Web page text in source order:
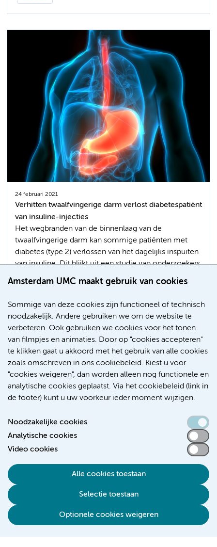
Amsterdam UMC maakt gebruik van cookies
Sommige van deze cookies zijn functioneel of technisch
noodzakelijk. Andere gebruiken we om de website te
verbeteren. Ook gebruiken we cookies voor het tonen
van filmpjes en animaties. Door op "cookies accepteren"
te klikken gaat u akkoord met het gebruik van alle cookies
zoals omschreven in ons cookiebeleid. Kiest u voor
"cookies weigeren", dan worden alleen nog functionele en
analytische cookies geplaatst. Via het cookiebeleid (link in
de footer) kunt u uw voorkeur ieder moment wijzigen.
Noodzakelijke cookies
Analytische cookies
Video cookies
Alle cookies toestaan
Selectie toestaan
Optionele cookies weigeren
24 februari 2021
Verhitten twaalfvingerige darm verlost diabetespatiënt
van insuline-injecties
Het wegbranden van de binnenlaag van de
twaalfvingerige darm kan sommige patiënten met
diabetes (type 2) verlossen van het dagelijks inspuiten
van insuline. Dit blijkt uit een studie van onderzoekers
effectief om het moment uit te stellen waarop
moeten beginnen.
Meer
Toegankelijkheidsverklaring
Algemene privacyverklaring